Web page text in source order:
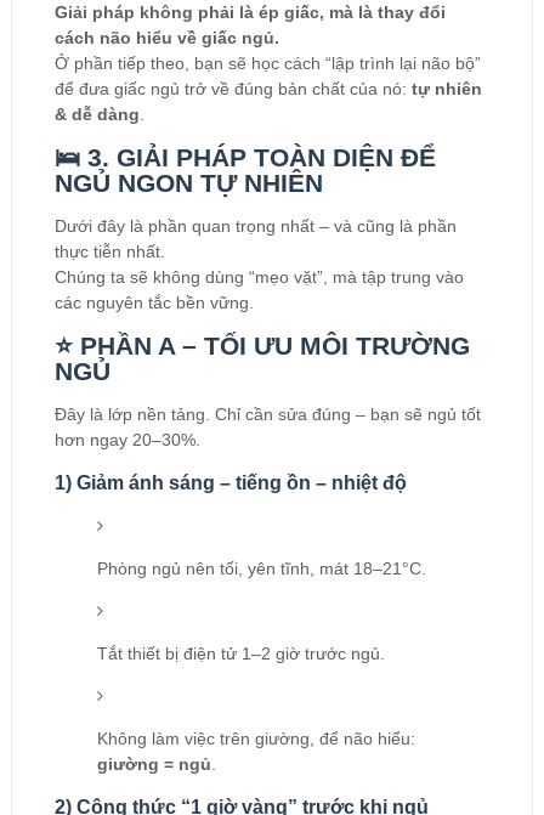
Giải pháp không phải là ép giấc, mà là thay đổi
cách não hiểu về giấc ngủ.
Ở phần tiếp theo, bạn sẽ học cách “lập trình lại não bộ”
để đưa giấc ngủ trở về đúng bản chất của nó: tự nhiên
& dễ dàng
🛌 3. GIẢI PHÁP TOÀN DIỆN ĐỂ
NGỦ NGON TỰ NHIÊN
Dưới đây là phần quan trọng nhất – và cũng là phần
thực tiễn nhất.
Chúng ta sẽ không dùng “mẹo vặt”, mà tập trung vào
các nguyên tắc bền vững.
⭐ PHẦN A – TỐI ƯU MÔI TRƯỜNG
NGỦ
Đây là lớp nền tảng. Chỉ cần sửa đúng – bạn sẽ ngủ tốt
hơn ngay 20–30%.
1) Giảm ánh sáng – tiếng ồn – nhiệt độ
Phòng ngủ nên tối, yên tĩnh, mát 18–21°C.
Tắt thiết bị điện tử 1–2 giờ trước ngủ.
Không làm việc trên giường, để não hiểu:
giường = ngủ
2) Công thức “1 giờ vàng” trước khi ngủ